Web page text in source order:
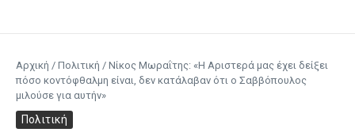
Αρχική / Πολιτική / Νίκος Μωραΐτης: «Η Αριστερά μας έχει δείξει
πόσο κοντόφθαλμη είναι, δεν κατάλαβαν ότι ο Σαββόπουλος
μιλούσε για αυτήν»
Πολιτική